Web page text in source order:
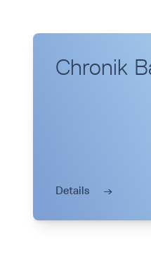
Chronik
Details →